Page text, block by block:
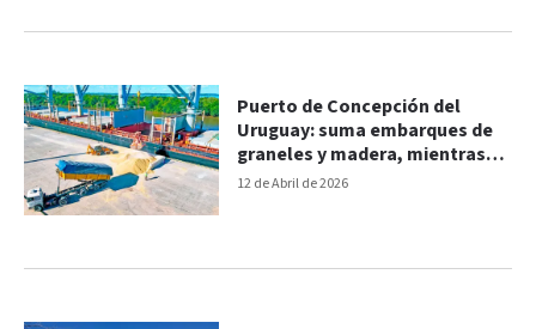
12 de Abril de 2026
Puerto de Concepción del
Uruguay: suma embarques de
graneles y madera, mientras
acopia maíz y arroz